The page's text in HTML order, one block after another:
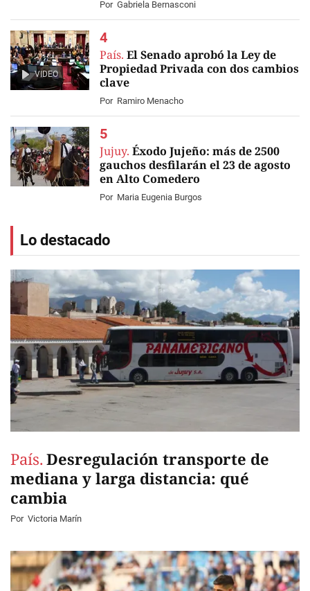
Por Gabriela Bernasconi
VIDEO
País. El Senado aprobó la Ley de
Propiedad Privada con dos cambios
clave
Por Ramiro Menacho
Jujuy. Éxodo Jujeño: más de 2500
gauchos desfilarán el 23 de agosto
en Alto Comedero
Por Maria Eugenia Burgos
Lo destacado
País. Desregulación transporte de
mediana y larga distancia: qué
cambia
Por Victoria Marín